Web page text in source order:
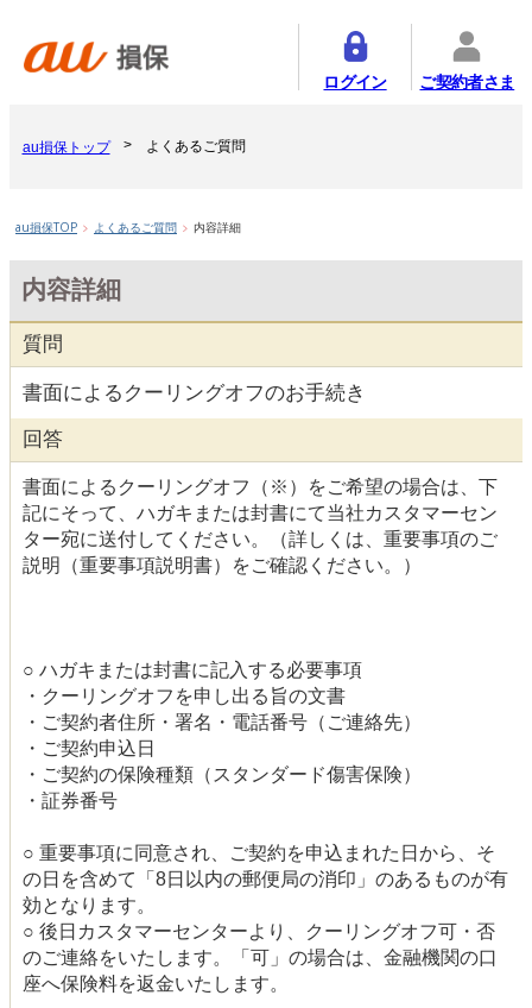
ログイン ご契約者さま
au損保トップ よくあるご質問
au損保TOP よくあるご質問 内容詳細
内容詳細
質問
書面によるクーリングオフのお手続き
回答
書面によるクーリングオフ（※）をご希望の場合は、下
記にそって、ハガキまたは封書にて当社カスタマーセン
ター宛に送付してください。（詳しくは、重要事項のご
説明（重要事項説明書）をご確認ください。）
○ ハガキまたは封書に記入する必要事項
・クーリングオフを申し出る旨の文書
・ご契約者住所・署名・電話番号（ご連絡先）
・ご契約申込日
・ご契約の保険種類（スタンダード傷害保険）
・証券番号
○ 重要事項に同意され、ご契約を申込まれた日から、そ
の日を含めて「8日以内の郵便局の消印」のあるものが有
効となります。
○ 後日カスタマーセンターより、クーリングオフ可・否
のご連絡をいたします。「可」の場合は、金融機関の口
座へ保険料を返金いたします。